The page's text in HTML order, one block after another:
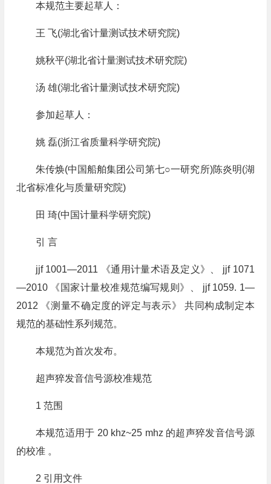
本规范主要起草人：
王 飞(湖北省计量测试技术研究院)
姚秋平(湖北省计量测试技术研究院)
汤 雄(湖北省计量测试技术研究院)
参加起草人：
姚 磊(浙江省质量科学研究院)
朱传焕(中国船舶集团公司第七○一研究所)陈炎明(湖
北省标准化与质量研究院)
田 琦(中国计量科学研究院)
引 言
jjf 1001—2011 《通用计量术语及定义》、 jjf 1071
—2010 《国家计量校准规范编写规则》、 jjf 1059. 1—
2012 《测量不确定度的评定与表示》 共同构成制定本
规范的基础性系列规范。
本规范为首次发布。
超声猝发音信号源校准规范
1 范围
本规范适用于 20 khz~25 mhz 的超声猝发音信号源
的校准 。
2 引用文件